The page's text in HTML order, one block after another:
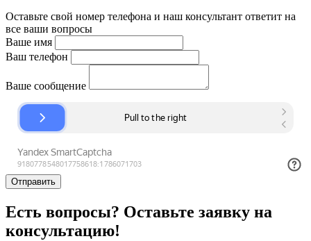
Оставьте свой номер телефона и наш консультант ответит на
все ваши вопросы
Ваше имя
Ваш телефон
Ваше сообщение
Отправить
Есть вопросы? Оставьте заявку на
консультацию!